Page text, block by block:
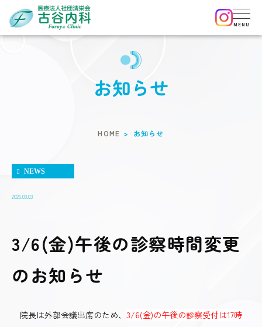
お知らせ
HOME お知らせ
NEWS
2026.03.03
3/6(金)午後の診察時間変更
のお知らせ
院長は外部会議出席のため、 3/6(金)の午後の診察受付は17時